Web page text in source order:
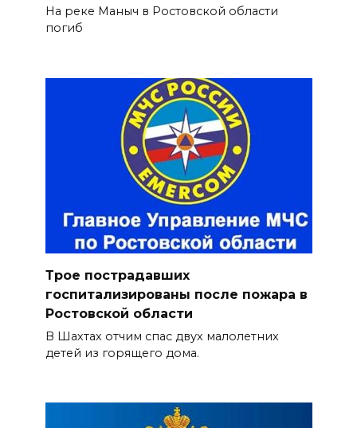
На реке Маныч в Ростовской области
погиб
Трое пострадавших
госпитализированы после пожара в
Ростовской области
В Шахтах отчим спас двух малолетних
детей из горящего дома.